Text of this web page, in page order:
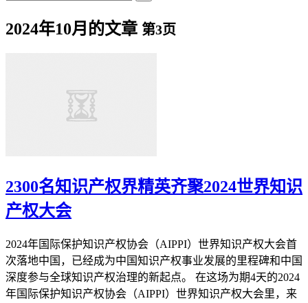
2024年10月的文章 第3页
2300名知识产权界精英齐聚2024世界知识
产权大会
2024年国际保护知识产权协会（AIPPI）世界知识产权大会首
次落地中国，已经成为中国知识产权事业发展的里程碑和中国
深度参与全球知识产权治理的新起点。 在这场为期4天的2024
年国际保护知识产权协会（AIPPI）世界知识产权大会里，来